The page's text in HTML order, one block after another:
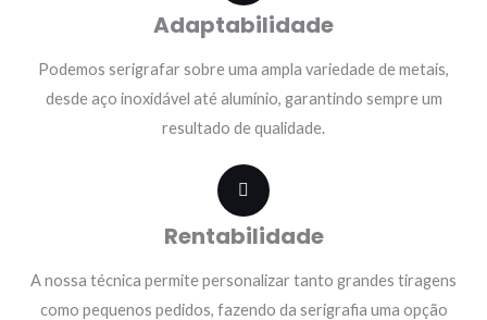
Adaptabilidade
Podemos serigrafar sobre uma ampla variedade de metais,
desde aço inoxidável até alumínio, garantindo sempre um
resultado de qualidade.
Rentabilidade
A nossa técnica permite personalizar tanto grandes tiragens
como pequenos pedidos, fazendo da serigrafia uma opção